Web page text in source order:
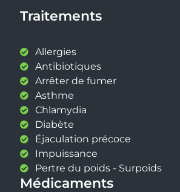
Traitements
Allergies
Antibiotiques
Arrêter de fumer
Asthme
Chlamydia
Diabète
Éjaculation précoce
Impuissance
Pertre du poids - Surpoids
Médicaments